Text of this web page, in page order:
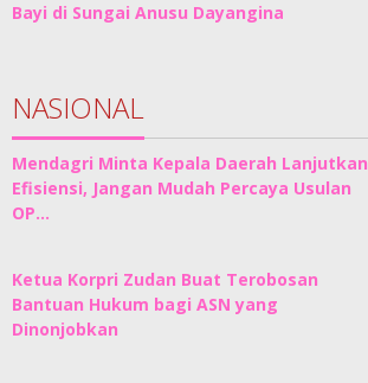
Bayi di Sungai Anusu Dayangina
NASIONAL
Mendagri Minta Kepala Daerah Lanjutkan
Efisiensi, Jangan Mudah Percaya Usulan
OP…
Ketua Korpri Zudan Buat Terobosan
Bantuan Hukum bagi ASN yang
Dinonjobkan